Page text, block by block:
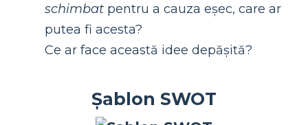
schimbat pentru a cauza eșec, care ar
putea fi acesta?
Ce ar face această idee depășită?
Șablon SWOT